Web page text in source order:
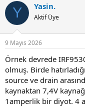
Y Yasin.
Aktif Üye
9 Mayıs 2026
Örnek devrede
olmuş. Birde
source ve drain
kaynaktan 7,4V
1amperlik bir diyot. 4